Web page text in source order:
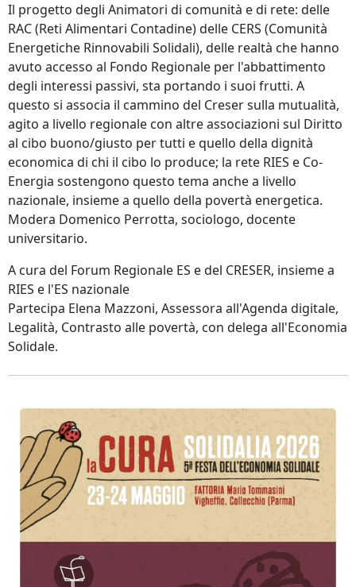
Il progetto degli Animatori di comunità e di rete: delle
RAC (Reti Alimentari Contadine) delle CERS (Comunità
Energetiche Rinnovabili Solidali), delle realtà che hanno
avuto accesso al Fondo Regionale per l'abbattimento
degli interessi passivi, sta portando i suoi frutti. A
questo si associa il cammino del Creser sulla mutualità,
agito a livello regionale con altre associazioni sul Diritto
al cibo buono/giusto per tutti e quello della dignità
economica di chi il cibo lo produce; la rete RIES e Co-
Energia sostengono questo tema anche a livello
nazionale, insieme a quello della povertà energetica.
Modera Domenico Perrotta, sociologo, docente
universitario.
A cura del Forum Regionale ES e del CRESER, insieme a
RIES e l'ES nazionale
Partecipa Elena Mazzoni, Assessora all'Agenda digitale,
Legalità, Contrasto alle povertà, con delega all'Economia
Solidale.